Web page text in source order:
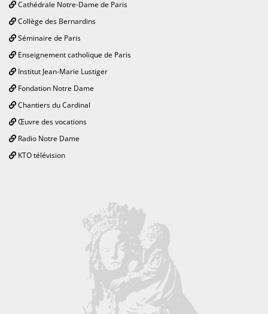
Cathédrale Notre-Dame de Paris
Collège des Bernardins
Séminaire de Paris
Enseignement catholique de Paris
Institut Jean-Marie Lustiger
Fondation Notre Dame
Chantiers du Cardinal
Œuvre des vocations
Radio Notre Dame
KTO télévision